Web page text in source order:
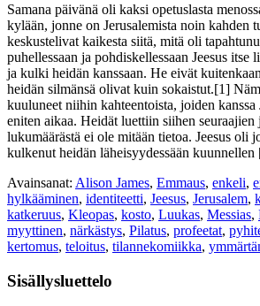
Samana päivänä oli kaksi opetuslasta
kylään, jonne on Jerusalemista noin kahden
keskustelivat kaikesta siitä, mitä oli
puhellessaan ja pohdiskellessaan Jeesus itse
ja kulki heidän kanssaan. He eivät
heidän silmänsä olivat kuin sokaistut.[1]
kuuluneet niihin kahteentoista, joiden kanssa
eniten aikaa. Heidät luettiin siihen
lukumäärästä ei ole mitään tietoa. Jeesus oli
kulkenut heidän läheisyydessään
Avainsanat: Alison James, Emmaus, enkeli,
hylkääminen, identiteetti, Jeesus, Jerusalem,
katkeruus, Kleopas, kosto, Luukas, Messias,
myyttinen, närkästys, Pilatus, profeetat,
kertomus, teloitus, tilannekomiikka,
Sisällysluettelo